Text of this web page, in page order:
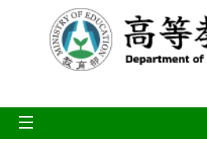
跳到主要內容區塊